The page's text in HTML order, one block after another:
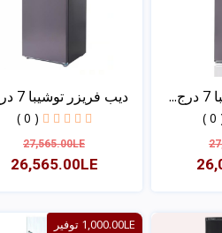
(
ديب فريزر توشيبا 7 درج...
( 0 )
27,565.00LE
26,565.00LE
عرض
1,000.00LE توفير